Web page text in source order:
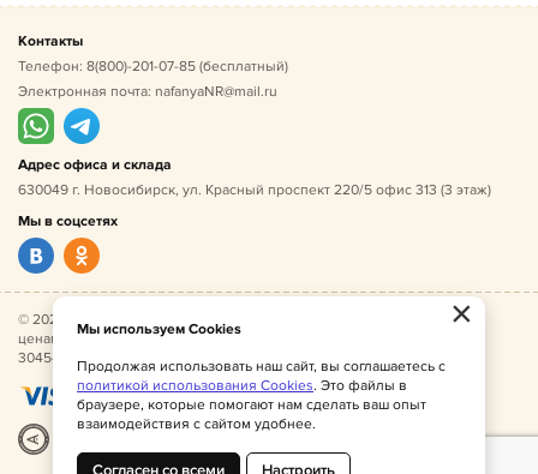
Контакты
Телефон: 8(800)-201-07-85 (бесплатный)
Электронная почта: nafanyaNR@mail.ru
Адрес офиса и склада
630049 г. Новосибирск, ул. Красный проспект 220/5 офис 313 (3 этаж)
Мы в соцсетях
© 2026 Нафаня — оптовые поставки детской одежды по
ценам производителя. ИНН 541005493544, ОГРН
304541027500052.
×
Мы используем Cookies
Продолжая использовать наш сайт, вы соглашаетесь с
политикой использования Cookies. Это файлы в
браузере, которые помогают нам сделать ваш опыт
взаимодействия с сайтом удобнее.